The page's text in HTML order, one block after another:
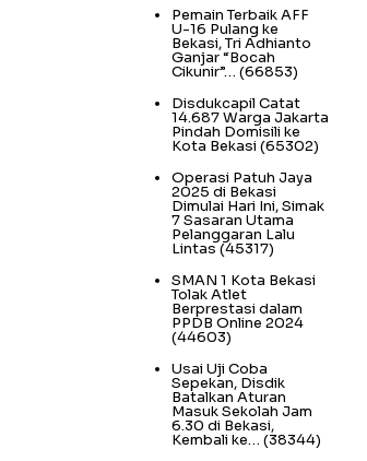
Pemain Terbaik AFF
U-16 Pulang ke
Bekasi, Tri Adhianto
Ganjar “Bocah
Cikunir”… (66853)
Disdukcapil Catat
14.687 Warga Jakarta
Pindah Domisili ke
Kota Bekasi (65302)
Operasi Patuh Jaya
2025 di Bekasi
Dimulai Hari Ini, Simak
7 Sasaran Utama
Pelanggaran Lalu
Lintas(45317)
SMAN 1 Kota Bekasi
Tolak Atlet
Berprestasi dalam
PPDB Online 2024
(44603)
Usai Uji Coba
Sepekan, Disdik
Batalkan Aturan
Masuk Sekolah Jam
6.30 di Bekasi,
Kembali ke… (38344)